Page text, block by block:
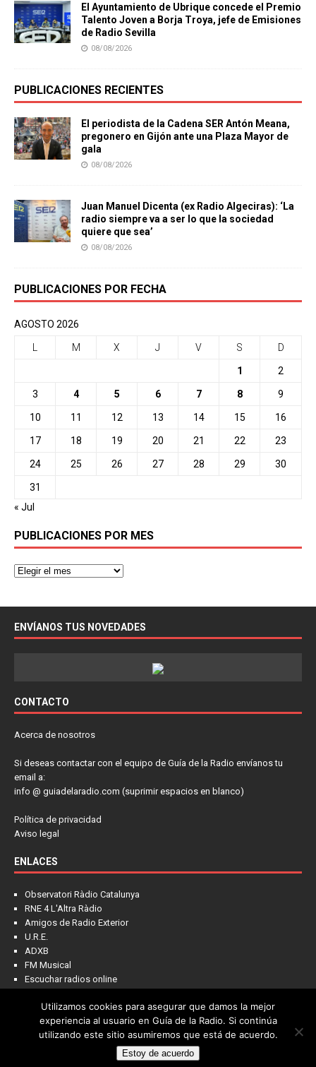
El Ayuntamiento de Ubrique concede el Premio
Talento Joven a Borja Troya, jefe de Emisiones
de Radio Sevilla
08/08/2026
PUBLICACIONES RECIENTES
El periodista de la Cadena SER Antón Meana,
pregonero en Gijón ante una Plaza Mayor de
gala
08/08/2026
Juan Manuel Dicenta (ex Radio Algeciras): ‘La
radio siempre va a ser lo que la sociedad
quiere que sea’
08/08/2026
PUBLICACIONES POR FECHA
AGOSTO 2026
M X J V S D
1 2
3 4 5 6 7 8 9
10 11 12 13 14 15 16
17 18 19 20 21 22 23
24 25 26 27 28 29 30
31
« Jul
PUBLICACIONES POR MES
ENVÍANOS TUS NOVEDADES
CONTACTO
Acerca de nosotros
Si deseas contactar con el equipo de Guía de la Radio envíanos tu
email a:
info @ guiadelaradio.com (suprimir espacios en blanco)
Política de privacidad
Aviso legal
ENLACES
Observatori Ràdio Catalunya
RNE 4 L'Altra Ràdio
Amigos de Radio Exterior
U.R.E.
ADXB
FM Musical
Escuchar radios online
Copyright © 2022 - Guía de la Radio
Utilizamos cookies para asegurar que damos la mejor
experiencia al usuario en Guía de la Radio. Si continúa
utilizando este sitio asumiremos que está de acuerdo.
Estoy de acuerdo